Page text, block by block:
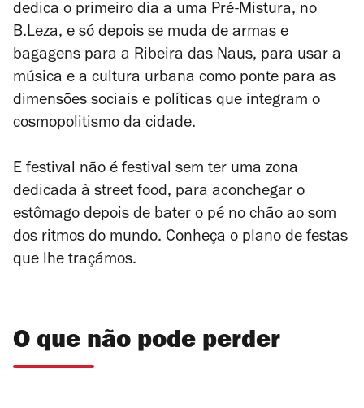
dedica o primeiro dia a uma Pré-Mistura, no
B.Leza, e só depois se muda de armas e
bagagens para a Ribeira das Naus, para usar a
música e a cultura urbana como ponte para as
dimensões sociais e políticas que integram o
cosmopolitismo da cidade.
E festival não é festival sem ter uma zona
dedicada à street food, para aconchegar o
estômago depois de bater o pé no chão ao som
dos ritmos do mundo. Conheça o plano de festas
que lhe traçámos.
O que não pode perder